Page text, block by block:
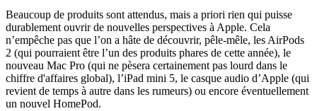
Beaucoup de produits sont attendus, mais a priori rien qui puisse
durablement ouvrir de nouvelles perspectives à Apple. Cela
n’empêche pas que l’on a hâte de découvrir, pêle-mêle, les AirPods
2 (qui pourraient être l’un des produits phares de cette année), le
nouveau Mac Pro (qui ne pèsera certainement pas lourd dans le
chiffre d'affaires global), l’iPad mini 5, le casque audio d’Apple (qui
revient de temps à autre dans les rumeurs) ou encore éventuellement
un nouvel HomePod.